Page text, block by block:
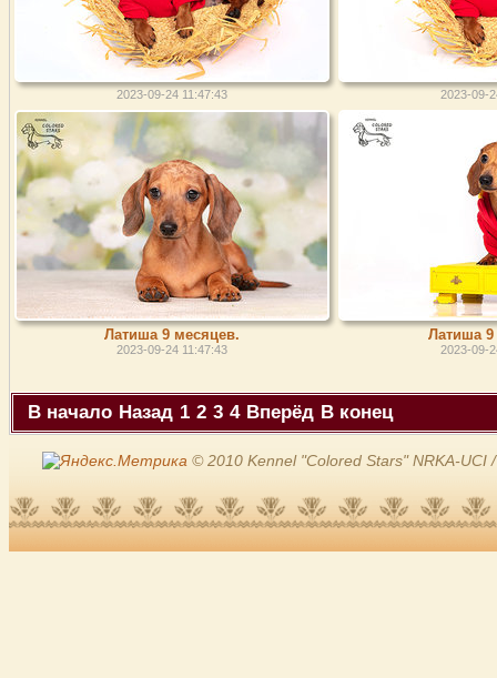
2023-09-24 11:47:43 2023-09-
Латиша 9 месяцев.
2023-09-24 11:47:43
Латиша
2023-09-
В начало Назад 1 2 3 4 Вперёд В конец
© 2010 Kennel "Colored Stars" NRKA-